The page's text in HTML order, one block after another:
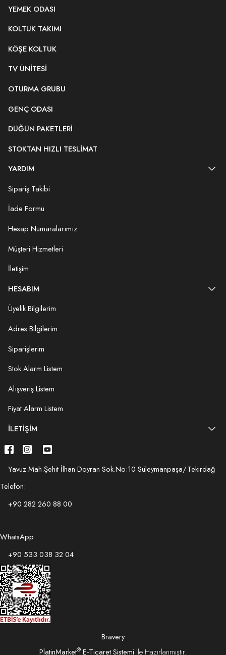
YEMEK ODASI
KOLTUK TAKIMI
KÖŞE KOLTUK
TV ÜNITESI
OTURMA GRUBU
GENÇ ODASI
DÜĞÜN PAKETLERI
STOKTAN HIZLI TESLIMAT
YARDIM
Sipariş Takibi
İade Formu
Hesap Numaralarımız
Müşteri Hizmetleri
İletişim
HESABIM
Üyelik Bilgilerim
Adres Bilgilerim
Siparişlerim
Stok Alarm Listem
Alışveriş Listem
Fiyat Alarm Listem
İLETIŞIM
Yavuz Mah.Şehit İlhan Doyran Sok.No:10 Süleymanpaşa/Tekirdağ
Telefon:
+90 282 260 88 00
WhatsApp:
+90 533 038 32 04
Bravery
PlatinMarket® E-Ticaret Sistemi İle Hazırlanmıştır.